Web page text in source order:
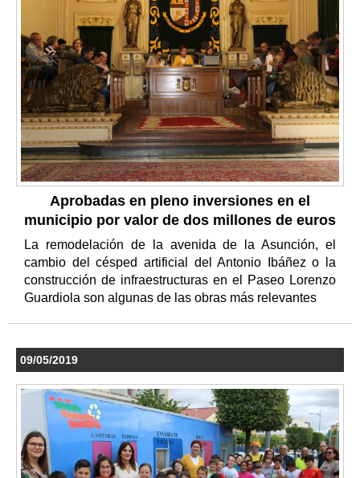
Aprobadas en pleno inversiones en el
municipio por valor de dos millones de euros
La remodelación de la avenida de la Asunción, el
cambio del césped artificial del Antonio Ibáñez o la
construcción de infraestructuras en el Paseo Lorenzo
Guardiola son algunas de las obras más relevantes
09/05/2019